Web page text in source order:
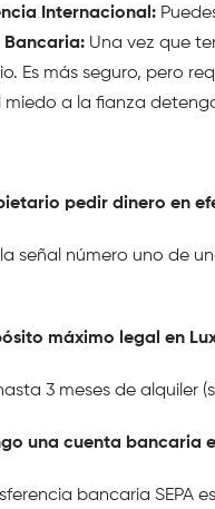
Internacional:
Una vez que
Es más seguro, pero
miedo a la fianza
pedir dinero en
la señal número uno de
máximo legal en
3 meses de alquiler
una cuenta bancaria
bancaria SEPA